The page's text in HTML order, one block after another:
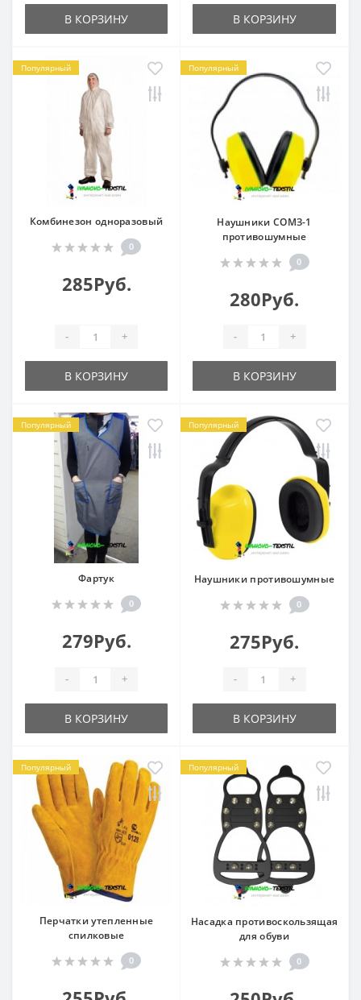
В КОРЗИНУ В КОРЗИНУ
Популярный
Комбинезон одноразовый
0
285Руб.
- +
В КОРЗИНУ
Популярный
Наушники СОМЗ-1
противошумные
0
280Руб.
- +
В КОРЗИНУ
Популярный
Фартук
0
279Руб.
- +
В КОРЗИНУ
Популярный
Наушники противошумные
0
275Руб.
- +
В КОРЗИНУ
Популярный
Перчатки утепленные
спилковые
0
Популярный
Насадка противоскользящая
для обуви
0